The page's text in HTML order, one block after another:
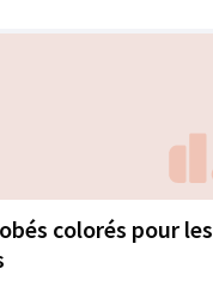
colorés pour les